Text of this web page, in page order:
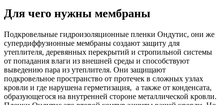
Для чего нужны мембраны
Подкровельные гидроизоляционные пленки Ондутис, они же
супердиффузионные мембраны создают защиту для
утеплителя, деревянных перекрытий и стропильной системы
от попадания влаги из внешней среды и способствуют
выведению пара из утеплителя. Они защищают
подкровельное пространство от протечек в сложных узлах
кровли и где нарушена герметизация, а также от конденсата,
образующегося на внутренней стороне металлической кровли.